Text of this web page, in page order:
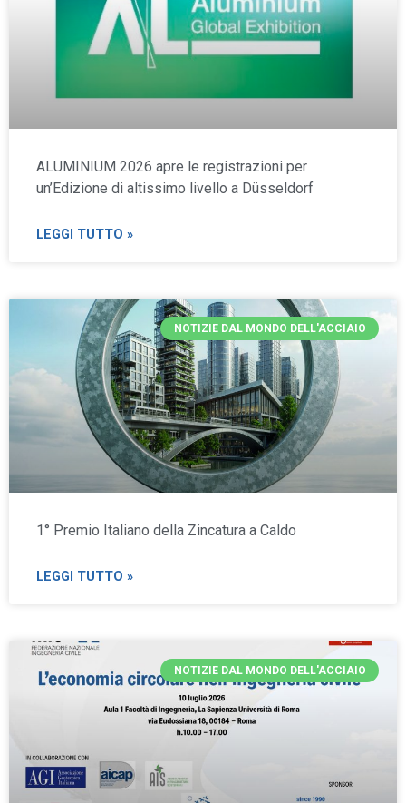
ALUMINIUM 2026 apre le registrazioni per
un’Edizione di altissimo livello a Düsseldorf
LEGGI TUTTO »
NOTIZIE DAL MONDO DELL'ACCIAIO
1° Premio Italiano della Zincatura a Caldo
LEGGI TUTTO »
NOTIZIE DAL MONDO DELL'ACCIAIO